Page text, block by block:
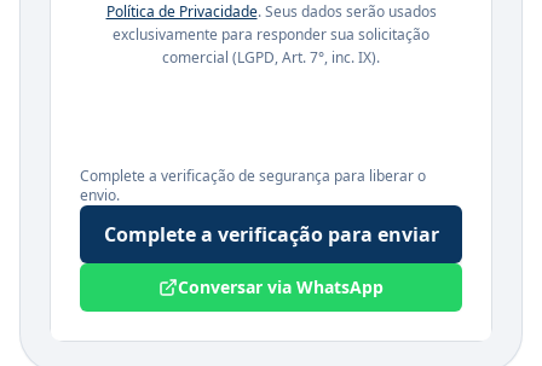
Política de Privacidade. Seus dados serão usados
exclusivamente para responder sua solicitação
comercial (LGPD, Art. 7°, inc. IX).
Complete a verificação de segurança para liberar o
envio.
Complete a verificação para enviar
Conversar via WhatsApp